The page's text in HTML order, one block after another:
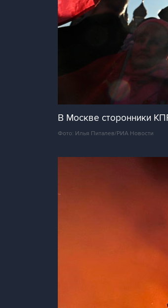
В Москве сторонники
Фото: Илья Питалев/РИА Новости